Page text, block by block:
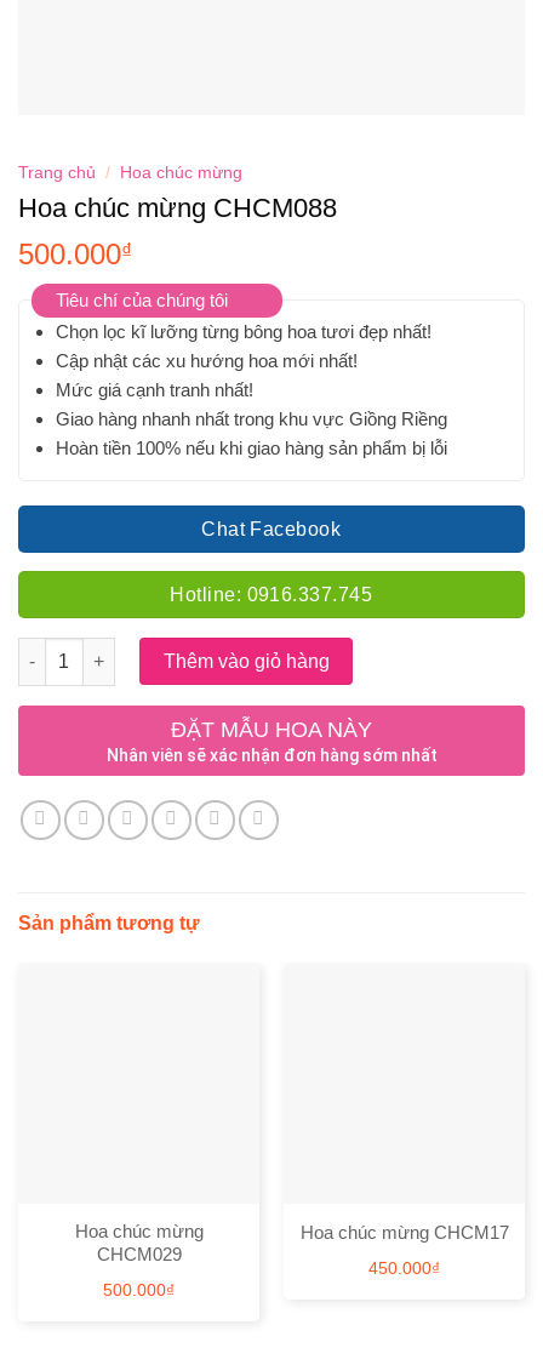
Trang chủ / Hoa chúc mừng
Hoa chúc mừng CHCM088
500.000₫
Tiêu chí của chúng tôi
Chọn lọc kĩ lưỡng từng bông hoa tươi đẹp nhất!
Cập nhật các xu hướng hoa mới nhất!
Mức giá cạnh tranh nhất!
Giao hàng nhanh nhất trong khu vực Giồng Riềng
Hoàn tiền 100% nếu khi giao hàng sản phẩm bị lỗi
Chat Facebook
Hotline: 0916.337.745
Số lượng Thêm vào giỏ hàng
ĐẶT MẪU HOA NÀY
Nhân viên sẽ xác nhận đơn hàng sớm nhất
Sản phẩm tương tự
Hoa chúc mừng
CHCM029
500.000₫
Hoa chúc mừng CHCM17
450.000₫